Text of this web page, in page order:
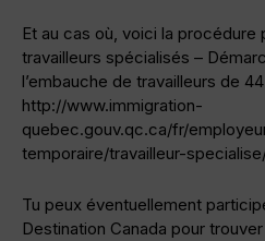
Et au cas où, voici la
travailleurs spécialisés –
l’embauche de travailleurs de
http://www.immigration-
quebec.gouv.qc.ca/fr/
temporaire/travailleur-
Tu peux éventuellement
Destination Canada pour